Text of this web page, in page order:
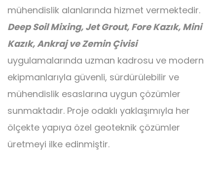
mühendislik alanlarında hizmet vermektedir.
Deep Soil Mixing, Jet Grout, Fore Kazık, Mini
Kazık, Ankraj ve Zemin Çivisi
uygulamalarında uzman kadrosu ve modern
ekipmanlarıyla güvenli, sürdürülebilir ve
mühendislik esaslarına uygun çözümler
sunmaktadır. Proje odaklı yaklaşımıyla her
ölçekte yapıya özel geoteknik çözümler
üretmeyi ilke edinmiştir.